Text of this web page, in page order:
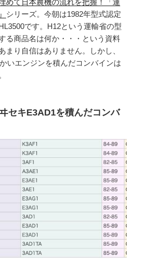
シリーズ。今朝は1982年型式認定
です。H12という運輸省の型
る商品名は何か・・・という資料
まり自信はありません。しかし、
いエンジンを積んだコンバインは
セキE3AD1を積んだコンバ